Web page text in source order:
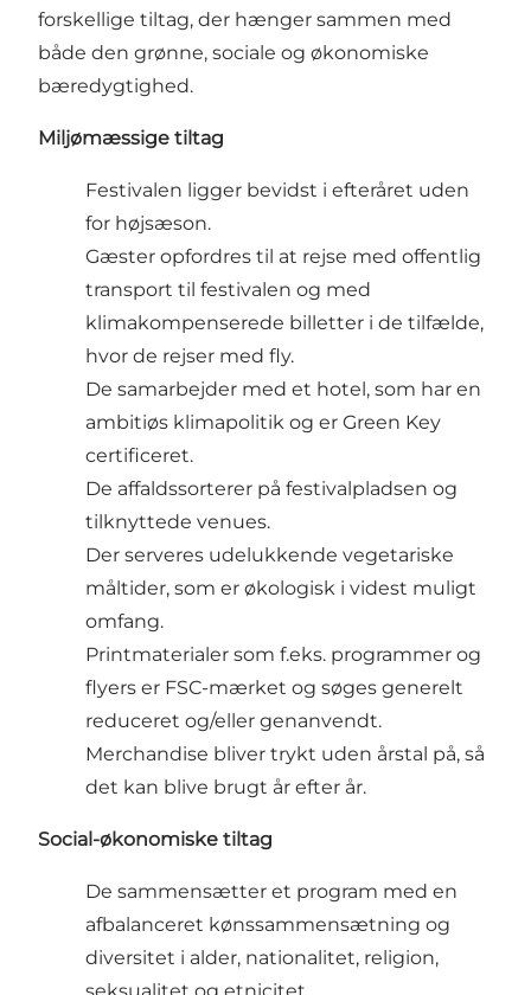
forskellige tiltag, der hænger sammen med
både den grønne, sociale og økonomiske
bæredygtighed.
Miljømæssige tiltag
Festivalen ligger bevidst i efteråret uden
for højsæson.
Gæster opfordres til at rejse med offentlig
transport til festivalen og med
klimakompenserede billetter i de tilfælde,
hvor de rejser med fly.
De samarbejder med et hotel, som har en
ambitiøs klimapolitik og er Green Key
certificeret.
De affaldssorterer på festivalpladsen og
tilknyttede venues.
Der serveres udelukkende vegetariske
måltider, som er økologisk i videst muligt
omfang.
Printmaterialer som f.eks. programmer og
flyers er FSC-mærket og søges generelt
reduceret og/eller genanvendt.
Merchandise bliver trykt uden årstal på, så
det kan blive brugt år efter år.
Social-økonomiske tiltag
De sammensætter et program med en
afbalanceret kønssammensætning og
diversitet i alder, nationalitet, religion,